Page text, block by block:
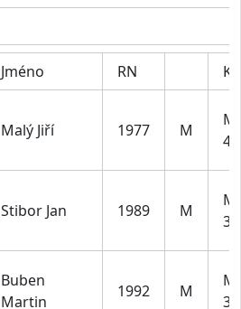
Jméno RN
Malý Jiří 1977 M
Stibor Jan 1989 M
Buben
Martin
1992 M